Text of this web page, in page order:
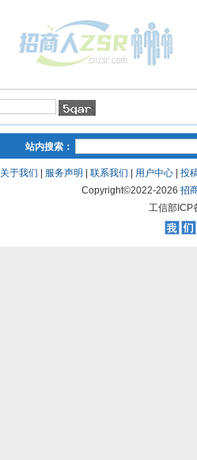
站内搜索：
关于我们 服务声明 联系我们 用户中心
投
Copyright©2022-2026招
工信部ICP